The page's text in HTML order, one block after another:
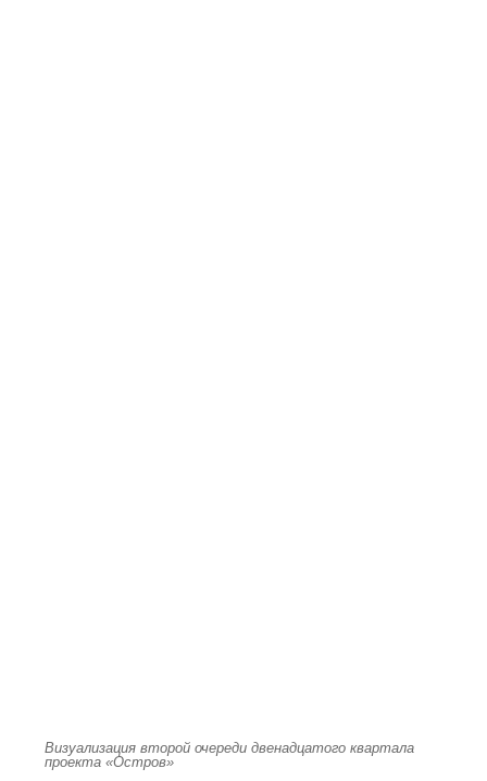
Визуализация второй очереди двенадцатого квартала
проекта «Остров»